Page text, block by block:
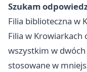
Szukam
Filia biblioteczna w
Filia w Krowiarkach
wszystkim w
stosowane w